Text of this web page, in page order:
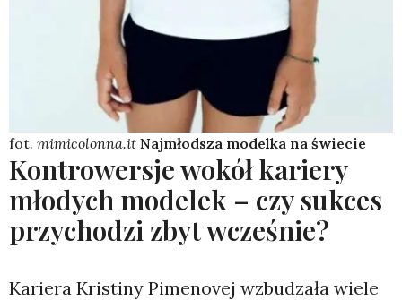
fot. mimicolonna.it Najmłodsza modelka na świecie
Kontrowersje wokół kariery
młodych modelek – czy sukces
przychodzi zbyt wcześnie?
Kariera Kristiny Pimenovej wzbudzała wiele